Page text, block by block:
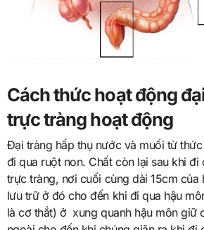
Cách thức hoạt động
trực tràng hoạt động
Đại tràng hấp thụ nước và muối từ
đi qua ruột non. Chất còn lại sau khi
trực tràng, nơi cuối cùng dài 15cm của
lưu trữ ở đó cho đến khi đi qua hậu
là cơ thắt) ở xung quanh hậu môn giữ